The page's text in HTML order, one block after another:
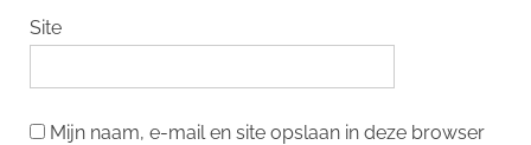
Site
Mijn naam, e-mail en site opslaan in deze browser